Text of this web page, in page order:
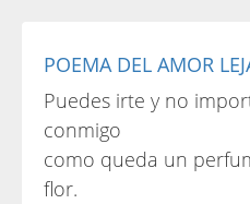
POEMA DEL AMOR
Puedes irte y no
conmigo
como queda un
flor.